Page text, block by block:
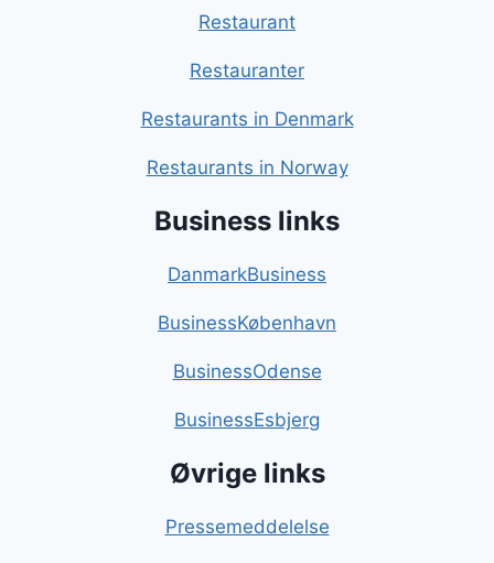
Restaurant
Restauranter
Restaurants in Denmark
Restaurants in Norway
Business links
DanmarkBusiness
BusinessKøbenhavn
BusinessOdense
BusinessEsbjerg
Øvrige links
Pressemeddelelse